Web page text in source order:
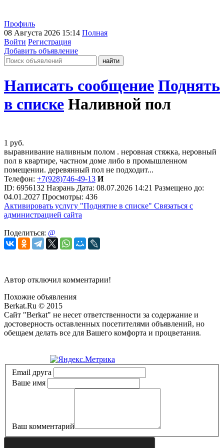
Профиль
08 Августа 2026 15:14 Полная
Войти Регистрация
Добавить объявление
Написать сообщение Поднять
в списке Наливной пол
1 руб.
выравнивание наливным полом . неровная стяжка, неровный
пол в квартире, частном доме либо в промышленном
помещении. деревянный пол не подходит...
Телефон: +7(928)746-49-13 И
ID: 6956132 Назрань Дата: 08.07.2026 14:21 Размещено до:
04.01.2027 Просмотры: 436
Активировать услугу "Поднятие в списке" Связаться с
администрацией сайта
Поделиться: @
Автор отключил комментарии!
Похожие объявления
Berkat.Ru © 2015
Сайт "Berkat" не несет ответственности за содержание и
достоверность оставленных посетителями объявлений, но
обещаем делать все для Вашего комфорта и процветания.
Email друга
Ваше имя
Ваш комментарий